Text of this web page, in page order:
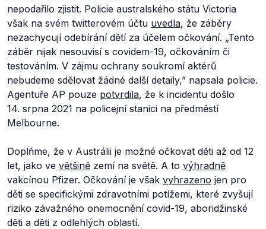
nepodařilo zjistit. Policie australského státu Victoria
však na svém twitterovém účtu uvedla, že záběry
nezachycují odebírání dětí za účelem očkování. „Tento
záběr nijak nesouvisí s covidem-19, očkováním či
testováním. V zájmu ochrany soukromí aktérů
nebudeme sdělovat žádné další detaily,” napsala policie.
Agentuře AP pouze potvrdila, že k incidentu došlo
14. srpna 2021 na policejní stanici na předměstí
Melbourne.
Doplňme, že v Austrálii je možné očkovat děti až od 12
let, jako ve většině zemí na světě. A to výhradně
vakcínou Pfizer. Očkování je však vyhrazeno jen pro
děti se specifickými zdravotními potížemi, které zvyšují
riziko závažného onemocnění covid-19, aboridžinské
děti a děti z odlehlých oblastí.